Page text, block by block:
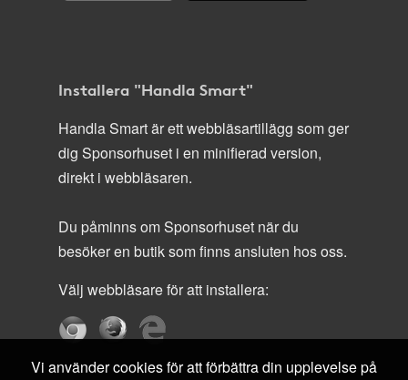
Installera "Handla Smart"
Handla Smart är ett webbläsartillägg som ger
dig Sponsorhuset i en minifierad version,
direkt i webbläsaren.
Du påminns om Sponsorhuset när du
besöker en butik som finns ansluten hos oss.
Välj webbläsare för att installera:
Vi använder cookies för att förbättra din upplevelse på